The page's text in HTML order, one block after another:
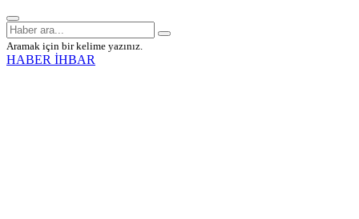
Aramak için bir kelime yazınız.
HABER İHBAR